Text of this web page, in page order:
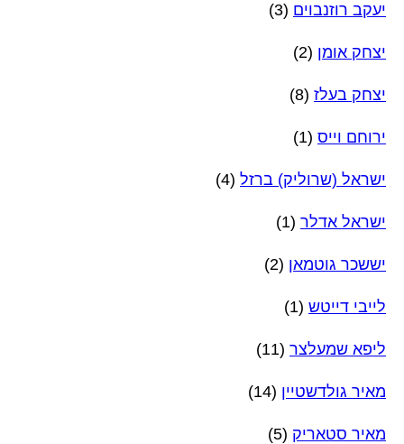
יעקב רוזנבוים (3)
יצחק אומן (2)
יצחק בעלז (8)
ירוחם וייס (1)
ישראל (שרוליק) ברזל (4)
ישראל אדלר (1)
יששכר גוטמאן (2)
לייבי דייטש (1)
ליפא שמעלצר (11)
מאיר גולדשטיין (14)
מאיר סטאריק (5)